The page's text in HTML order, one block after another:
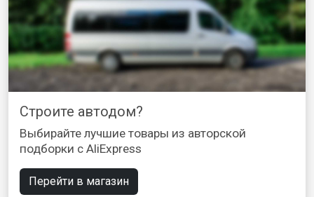
Строите автодом?
Выбирайте лучшие товары из авторской
подборки с AliExpress
Перейти в магазин